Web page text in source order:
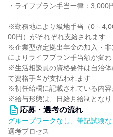
・ライフプラン手当一律：3,000
※勤務地により級地手当（0～
00円）がそれぞれ支給されます
※企業型確定拠出年金の加入・
によりライフプラン手当額が変わ
※生活相談員の資格要件は自治
て資格手当が支払われます
※初任給欄に記載されている内
※給与形態は、日給月給制となり
応募・選考の流れ
グループワークなし、筆記試験な
選考プロセス